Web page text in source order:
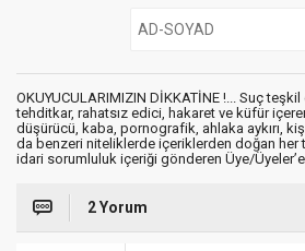
OKUYUCULARIMIZIN DİKKATİNE !... Suç teşkil
tehditkar, rahatsız edici, hakaret ve küfür
düşürücü, kaba, pornografik, ahlaka aykırı,
da benzeri niteliklerde içeriklerden doğan her
idari sorumluluk içeriği gönderen Üye/
2 Yorum